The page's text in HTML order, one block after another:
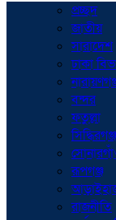
প্রচ্ছদ
জাতীয়
সারাদেশ
ঢাকা
বন্দর
ফতুল্লা
সিদ্ধিরগঞ্জ
রূপগঞ্জ
রাজনীতি